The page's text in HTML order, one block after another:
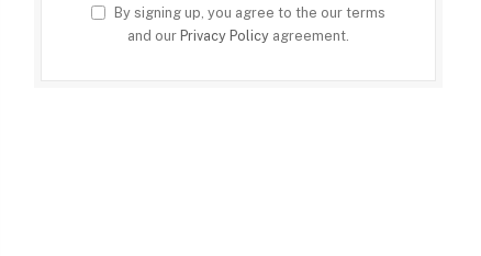
By signing up, you agree to the our terms
and our Privacy Policy agreement.